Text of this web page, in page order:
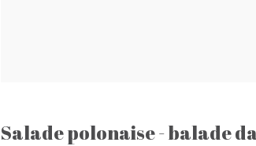
Salade polonaise - balade